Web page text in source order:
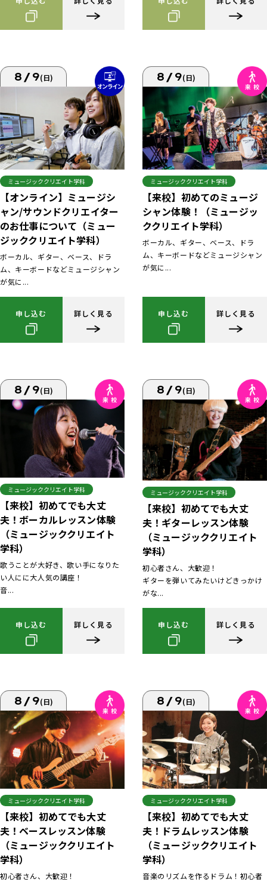
8/9(日)
ミュージッククリエイト学科
【オンライン】ミュージシ
ャン/サウンドクリエイター
のお仕事について（ミュー
ジッククリエイト学科）
ボーカル、ギター、ベース、ドラ
ム、キーボードなどミュージシャン
が気に...
申し込む 詳しく見る
8/9(日)
ミュージッククリエイト学科
【来校】初めてのミュージ
シャン体験！（ミュージッ
ククリエイト学科）
ボーカル、ギター、ベース、ドラ
ム、キーボードなどミュージシャン
が気に...
申し込む 詳しく見る
8/9(日)
ミュージッククリエイト学科
【来校】初めてでも大丈
夫！ボーカルレッスン体験
（ミュージッククリエイト
学科）
歌うことが大好き、歌い手になりた
い人にに大人気の講座！
音...
申し込む 詳しく見る
8/9(日)
ミュージッククリエイト学科
【来校】初めてでも大丈
夫！ギターレッスン体験
（ミュージッククリエイト
学科）
初心者さん、大歓迎！
ギターを弾いてみたいけどきっかけ
がな...
申し込む 詳しく見る
8/9(日)
ミュージッククリエイト学科
【来校】初めてでも大丈
夫！ベースレッスン体験
（ミュージッククリエイト
学科）
初心者さん、大歓迎！
8/9(日)
ミュージッククリエイト学科
【来校】初めてでも大丈
夫！ドラムレッスン体験
（ミュージッククリエイト
学科）
音楽のリズムを作るドラム！初心者